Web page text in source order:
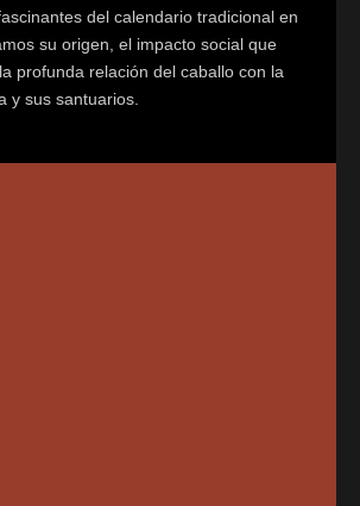
del calendario tradicional en
su origen, el impacto social que
profunda relación del caballo con la
y sus santuarios.